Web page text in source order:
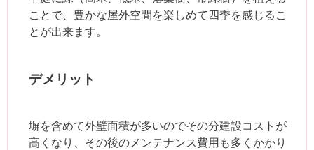
ことで、豊かな屋外空間を楽しめて四季を感じるこ
とが出来ます。
デメリット
塀を含めて外壁面積が多いのでその分建設コストが
高くなり、その後のメンテナンス費用も多くかかり